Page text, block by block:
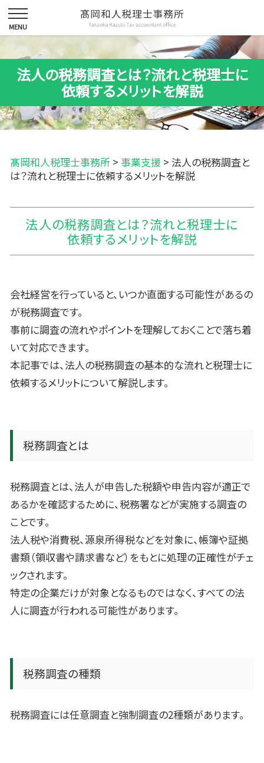
法人の税務調査とは？流れと税理士に
依頼するメリットを解説
髙岡和人税理士事務所 > 事業支援 > 法人の税務調査と
は？流れと税理士に依頼するメリットを解説
法人の税務調査とは？流れと税理士に
依頼するメリットを解説
会社経営を行っていると、いつか直面する可能性があるの
が税務調査です。
事前に調査の流れやポイントを理解しておくことで落ち着
いて対応できます。
本記事では、法人の税務調査の基本的な流れと税理士に
依頼するメリットについて解説します。
税務調査とは
税務調査とは、法人が申告した税額や申告内容が適正で
あるかを確認するために、税務署などが実施する調査の
ことです。
法人税や消費税、源泉所得税などを対象に、帳簿や証拠
書類（領収書や請求書など）をもとに処理の正確性がチェ
ックされます。
特定の企業だけが対象となるものではなく、すべての法
人に調査が行われる可能性があります。
税務調査の種類
税務調査には任意調査と強制調査の2種類があります。